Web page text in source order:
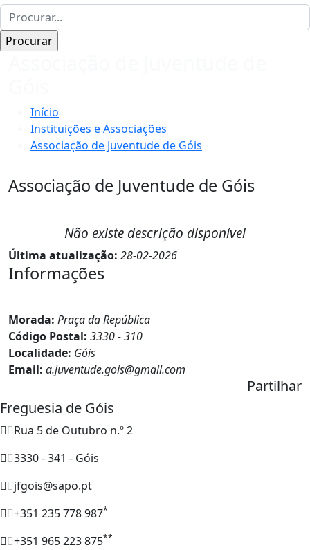
Início
Instituições e Associações
Associação de Juventude de Góis
Associação de Juventude de Góis
Não existe descrição disponível
Última atualização: 28-02-2026
Informações
Morada: Praça da República
Código Postal: 3330 - 310
Localidade: Góis
Email: a.juventude.gois@gmail.com
Partilhar
Freguesia de Góis
Rua 5 de Outubro n.º 2
3330 - 341 - Góis
jfgois@sapo.pt
+351 235 778 987*
+351 965 223 875**